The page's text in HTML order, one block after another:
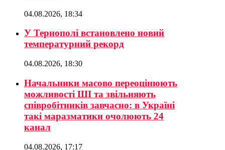
04.08.2026, 18:34
У Тернополі встановлено новий
температурний рекорд
04.08.2026, 18:30
Начальники масово переоцінюють
можливості ШІ та звільняють
співробітників завчасно: в Україні
такі маразматики очолюють 24
канал
04.08.2026, 17:17